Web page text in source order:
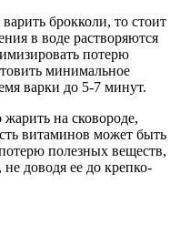
брокколи, то стоит
в воде растворяются
потерю
минимальное
варки до 5-7 минут.
на сковороде,
витаминов может быть
полезных веществ,
доводя ее до крепко-